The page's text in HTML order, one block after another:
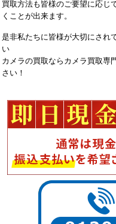
買取方法も皆様のご要望に応じ
くことが出来ます。
是非私たちに皆様が大切にされ
い
カメラの買取ならカメラ買取専
さい！